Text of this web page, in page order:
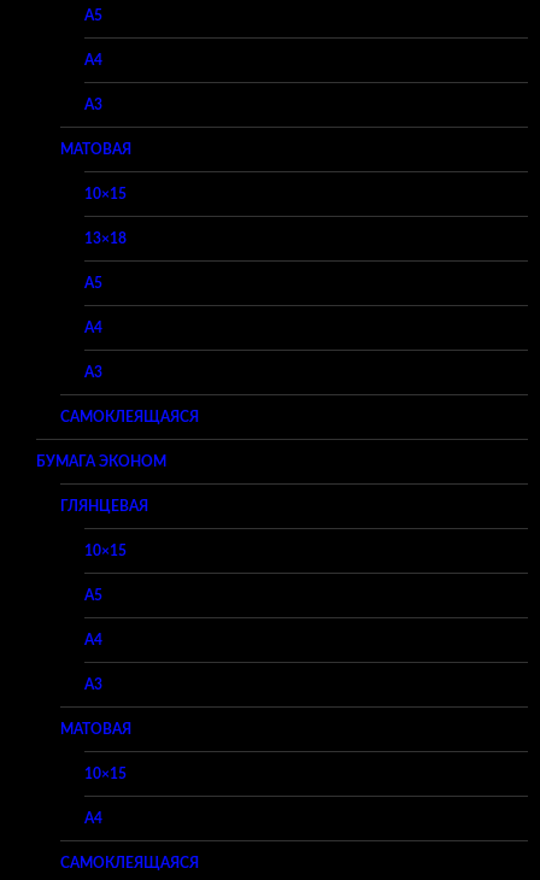
A5
A4
A3
МАТОВАЯ
10×15
13×18
A5
A4
A3
САМОКЛЕЯЩАЯСЯ
БУМАГА ЭКОНОМ
ГЛЯНЦЕВАЯ
10×15
A5
A4
A3
МАТОВАЯ
10×15
A4
САМОКЛЕЯЩАЯСЯ